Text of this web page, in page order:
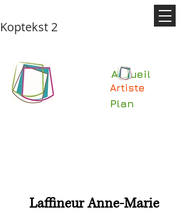
Koptekst 2
Accueil
Artiste
Plan
Laffineur Anne-Marie